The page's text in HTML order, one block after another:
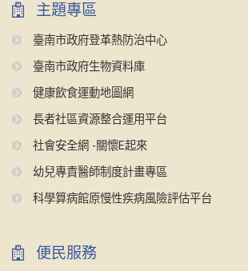
主題專區
臺南市政府登革熱防治中心
臺南市政府生物資料庫
健康飲食運動地圖網
長者社區資源整合運用平台
社會安全網 -關懷E起來
幼兒專責醫師制度計畫專區
科學算病館原慢性疾病風險評估平台
便民服務